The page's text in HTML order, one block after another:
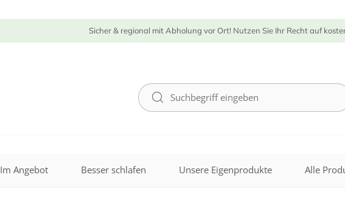
Sicher & regional mit Abholung vor Ort! Nutzen Sie Ihr Recht auf
Im Angebot Besser schlafen Unsere Eigenprodukte Alle